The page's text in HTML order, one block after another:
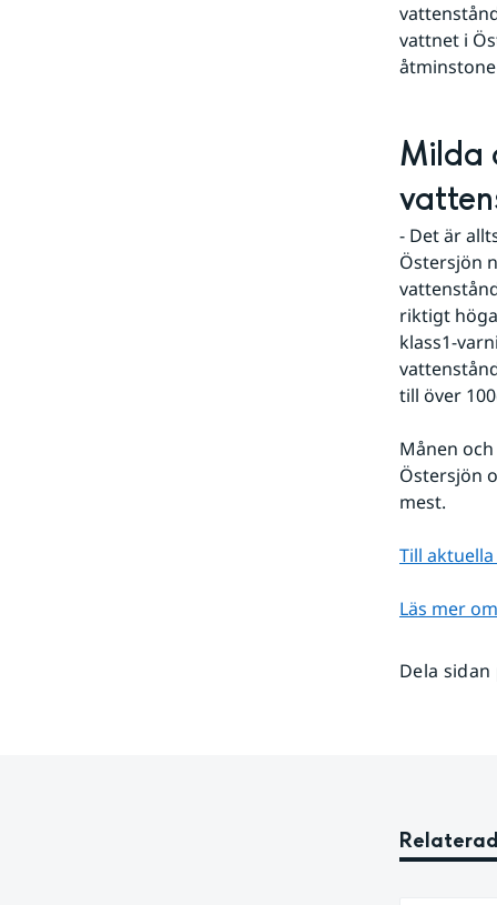
vattnet i
Milda
- Det är
Östersjön
riktigt
klass1-
till över
Månen
Östersjön
mest.
Till
Läs mer
Dela sidan